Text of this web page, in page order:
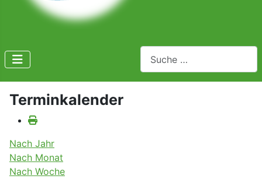
Terminkalender
Nach Jahr
Nach Monat
Nach Woche